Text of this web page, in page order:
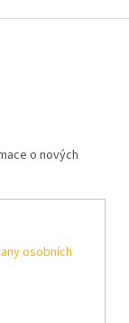
o nových
osobních